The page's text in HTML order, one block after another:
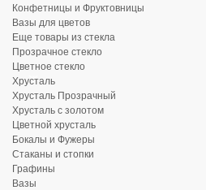
Конфетницы и Фруктовницы
Вазы для цветов
Еще товары из стекла
Прозрачное стекло
Цветное стекло
Хрусталь
Хрусталь Прозрачный
Хрусталь с золотом
Цветной хрусталь
Бокалы и Фужеры
Стаканы и стопки
Графины
Вазы